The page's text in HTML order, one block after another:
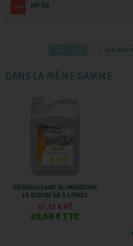
HP 30
précédent
DANS LA MÊME GAMME
DEGRAISSANT ALIMENTAIRE
LE BIDON DE 5 LITRES
17,15 € HT
20,58 € TTC